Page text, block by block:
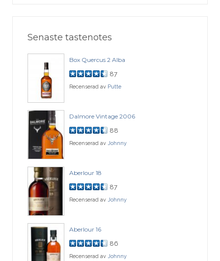
Senaste tastenotes
Box Quercus 2 Alba
87
Recenserad av Putte
Dalmore Vintage 2006
88
Recenserad av Johnny
Aberlour 18
87
Recenserad av Johnny
Aberlour 16
86
Recenserad av Johnny